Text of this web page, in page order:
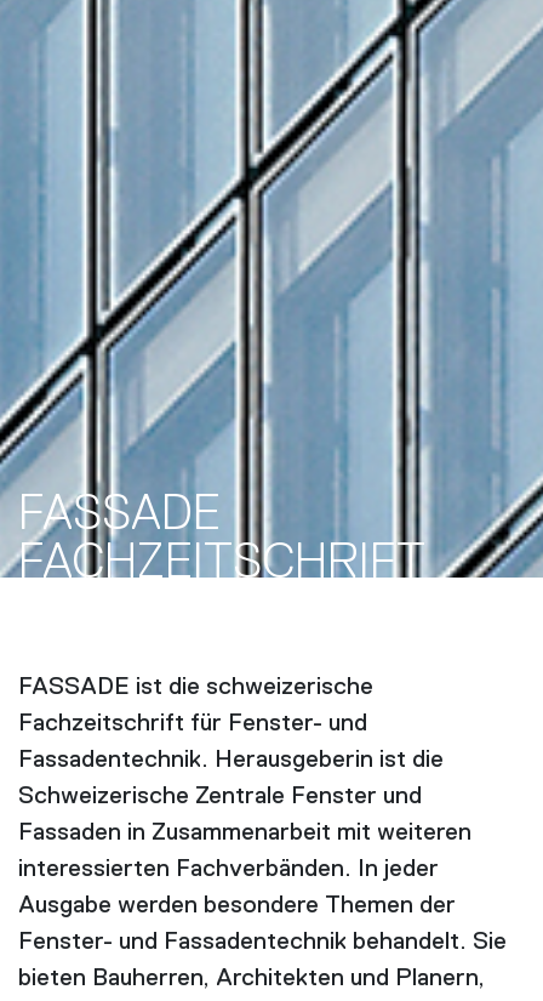
FASSADE
FACH­ZEITSCHRIFT
FASSADE ist die schweizerische
Fachzeitschrift für Fenster- und
Fassadentechnik. Herausgeberin ist die
Schweizerische Zentrale Fenster und
Fassaden in Zusammenarbeit mit weiteren
interessierten Fachverbänden. In jeder
Ausgabe werden besondere Themen der
Fenster- und Fassadentechnik behandelt. Sie
bieten Bauherren, Architekten und Planern,